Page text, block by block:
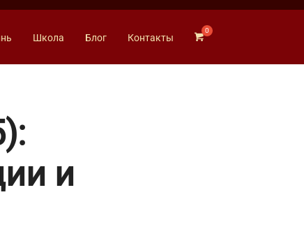
Школа Блог Контакты
и